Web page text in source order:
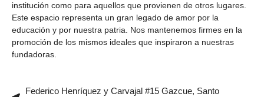
institución como para aquellos que provienen de otros lugares.
Este espacio representa un gran legado de amor por la
educación y por nuestra patria. Nos mantenemos firmes en la
promoción de los mismos ideales que inspiraron a nuestras
fundadoras.
Federico Henríquez y Carvajal #15 Gazcue, Santo